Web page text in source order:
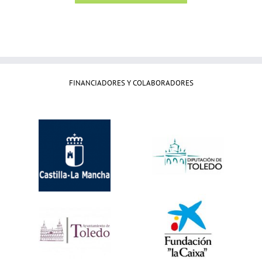
FINANCIADORES Y COLABORADORES